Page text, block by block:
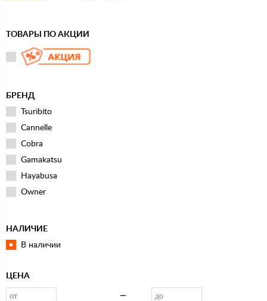
ТОВАРЫ ПО АКЦИИ
БРЕНД
Tsuribito
Cannelle
Cobra
Gamakatsu
Hayabusa
Owner
НАЛИЧИЕ
В наличии
ЦЕНА
—